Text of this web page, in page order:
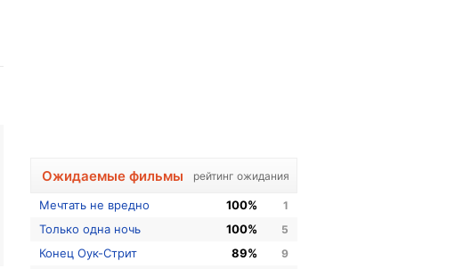
Ожидаемые фильмы рейтинг ожидания
Мечтать не вредно 100% 1
Только одна ночь 100% 5
Конец Оук-Стрит 89% 9